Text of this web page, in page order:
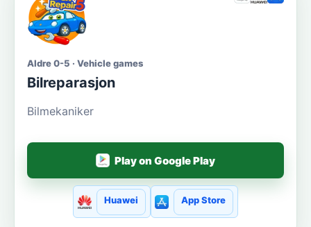
Aldre 0-5 · Vehicle games
Bilreparasjon
Bilmekaniker
Play on Google Play
Huawei App Store